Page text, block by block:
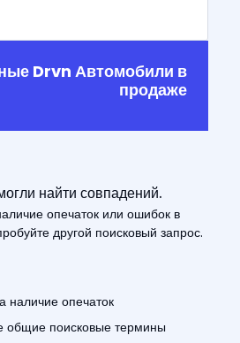
Drvn Автомобили в
продаже
найти совпадений.
опечаток или ошибок в
другой поисковый запрос.
наличие опечаток
общие поисковые термины